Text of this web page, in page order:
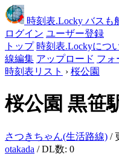
時刻表.Locky バスも
ログイン ユーザー登録
トップ 時刻表.Lockyにつ
線編集 アップロード フォ
時刻表リスト › 桜公園
桜公園 黒笹
さつきちゃん(生活路線) /
otakada / DL数: 0